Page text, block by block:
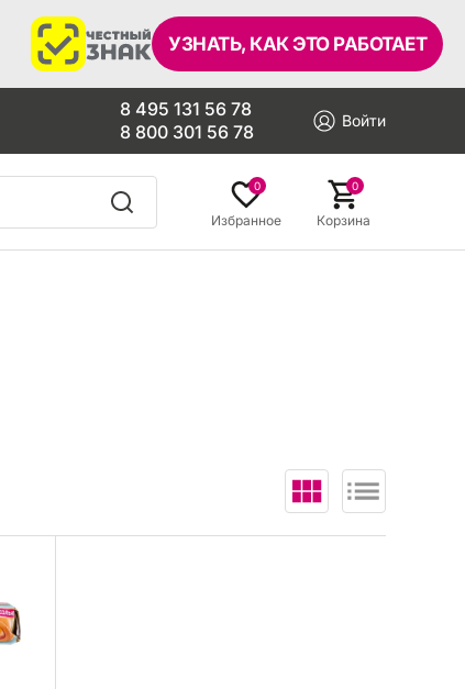
УЗНАТЬ, КАК ЭТО РАБОТАЕТ
8 495 131 56 78
8 800 301 56 78
Войти
0
Избранное
0
Корзина
В корзину (0)